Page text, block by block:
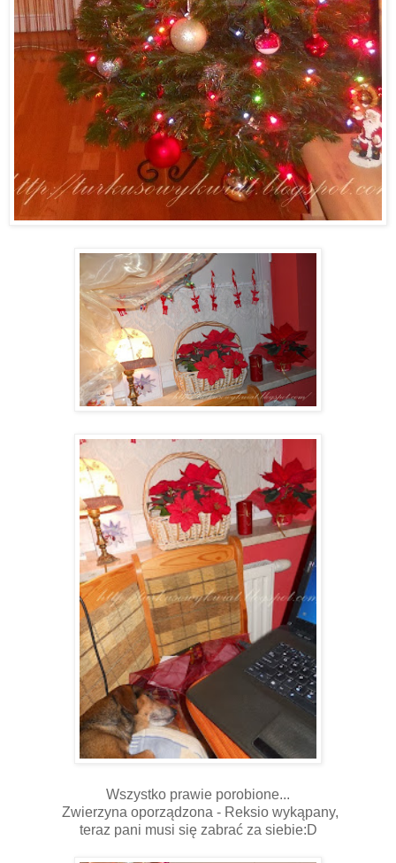
Wszystko prawie porobione...
Zwierzyna oporządzona - Reksio wykąpany,
teraz pani musi się zabrać za siebie:D